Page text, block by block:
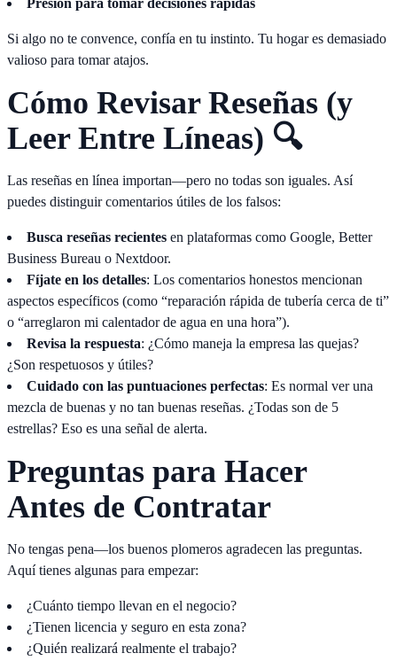
Presión para tomar decisiones rápidas
Si algo no te convence, confía en tu instinto. Tu hogar es demasiado
valioso para tomar atajos.
Cómo Revisar Reseñas (y
Leer Entre Líneas) 🔍
Las reseñas en línea importan—pero no todas son iguales. Así
puedes distinguir comentarios útiles de los falsos:
Busca reseñas recientes en plataformas como Google, Better
Business Bureau o Nextdoor.
Fíjate en los detalles: Los comentarios honestos mencionan
aspectos específicos (como “reparación rápida de tubería cerca de ti”
o “arreglaron mi calentador de agua en una hora”).
Revisa la respuesta: ¿Cómo maneja la empresa las quejas?
¿Son respetuosos y útiles?
Cuidado con las puntuaciones perfectas: Es normal ver una
mezcla de buenas y no tan buenas reseñas. ¿Todas son de 5
estrellas? Eso es una señal de alerta.
Preguntas para Hacer
Antes de Contratar
No tengas pena—los buenos plomeros agradecen las preguntas.
Aquí tienes algunas para empezar:
¿Cuánto tiempo llevan en el negocio?
¿Tienen licencia y seguro en esta zona?
¿Quién realizará realmente el trabajo?